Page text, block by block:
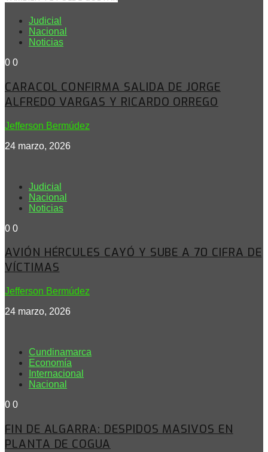
Judicial
Nacional
Noticias
0 0
CARACOL CONFIRMA SALIDA DE JORGE
ALFREDO VARGAS Y RICARDO ORREGO
Jefferson Bermúdez
24 marzo, 2026
Judicial
Nacional
Noticias
0 0
AVIÓN HÉRCULES CAYÓ Y SUBE A 70 CIFRA DE
VÍCTIMAS
Jefferson Bermúdez
24 marzo, 2026
Cundinamarca
Economía
Internacional
Nacional
0 0
FIN DE ALGARRA: DESPIDOS MASIVOS EN
PLANTA DE COGUA